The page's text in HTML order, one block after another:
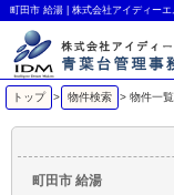
町田市 給湯 | 株式会社アイディー
トップ > 物件検索 > 物件一覧
町田市 給湯